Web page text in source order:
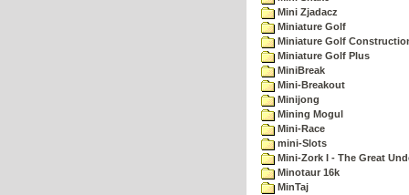
Mini Zjadacz
Miniature Golf
Miniature Golf
Miniature Golf Plus
MiniBreak
Mini-Breakout
Minijong
Mining Mogul
Mini-Race
mini-Slots
Mini-Zork I - The Great
Minotaur 16k
MinTaj